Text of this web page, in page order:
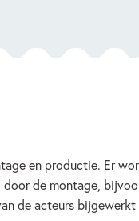
en productie. Er
door de montage,
de acteurs